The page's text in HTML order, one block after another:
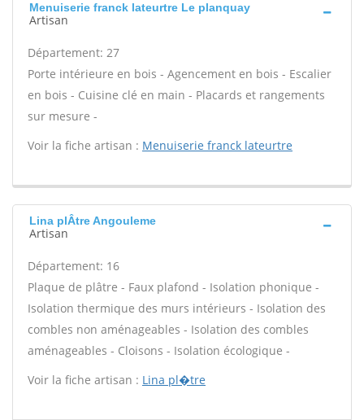
Menuiserie franck lateurtre Le planquay
Artisan
Département: 27
Porte intérieure en bois - Agencement en bois - Escalier
en bois - Cuisine clé en main - Placards et rangements
sur mesure -
Voir la fiche artisan : Menuiserie franck lateurtre
Lina plÂtre Angouleme
Artisan
Département: 16
Plaque de plâtre - Faux plafond - Isolation phonique -
Isolation thermique des murs intérieurs - Isolation des
combles non aménageables - Isolation des combles
aménageables - Cloisons - Isolation écologique -
Voir la fiche artisan : Lina pl�tre